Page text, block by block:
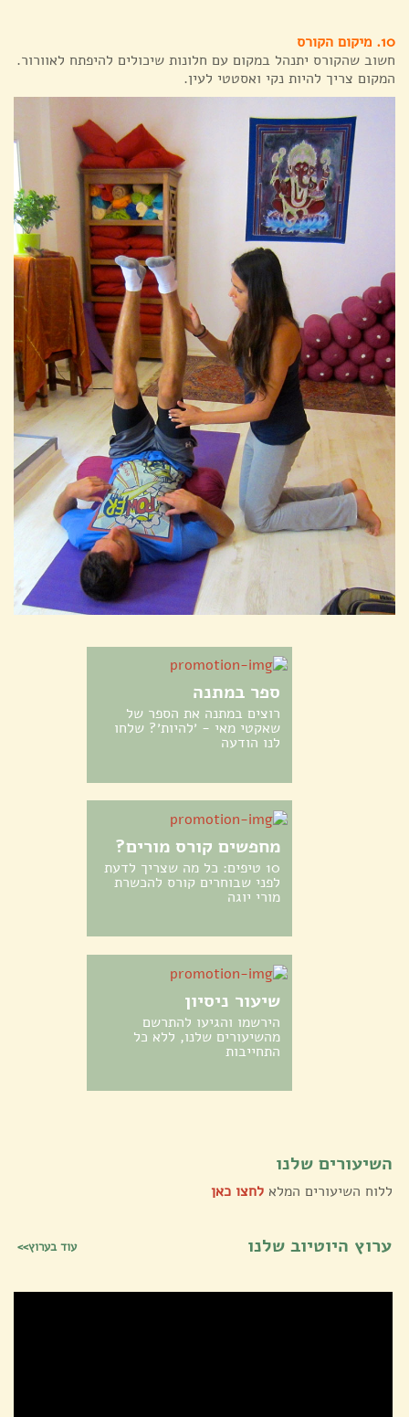
10. מיקום הקורס
חשוב שהקורס יתנהל במקום עם חלונות שיכולים להיפתח לאוורור.
המקום צריך להיות נקי ואסטטי לעין.
ספר במתנה
רוצים במתנה את הספר של
שאקטי מאי - ׳להיות׳? שלחו
לנו הודעה
מחפשים קורס מורים?
10 טיפים: כל מה שצריך לדעת
לפני שבוחרים קורס להכשרת
מורי יוגה
שיעור ניסיון
הירשמו והגיעו להתרשם
מהשיעורים שלנו, ללא כל
התחייבות
השיעורים שלנו
ללוח השיעורים המלא לחצו כאן
ערוץ היוטיוב שלנו עוד בערוץ>>